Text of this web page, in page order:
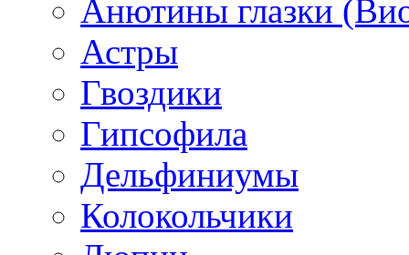
Анютины глазки
Астры
Гвоздики
Гипсофила
Дельфиниумы
Колокольчики